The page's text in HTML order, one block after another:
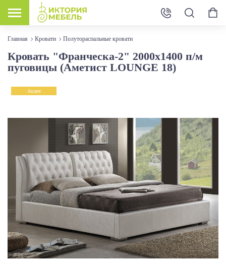
Главная Кровати Полутораспальные кровати
Кровать "Франческа-2" 2000х1400 п/м
пуговицы (Аметист LOUNGE 18)
Акция